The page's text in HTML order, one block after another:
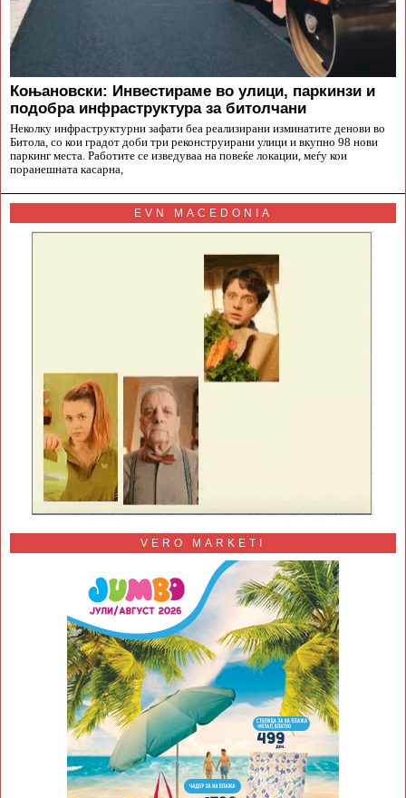
Коњановски: Инвестираме во улици, паркинзи и
подобра инфраструктура за битолчани
Неколку инфраструктурни зафати беа реализирани изминатите денови во
Битола, со кои градот доби три реконструирани улици и вкупно 98 нови
паркинг места. Работите се изведуваа на повеќе локации, меѓу кои
поранешната касарна,
EVN MACEDONIA
VERO MARKETI